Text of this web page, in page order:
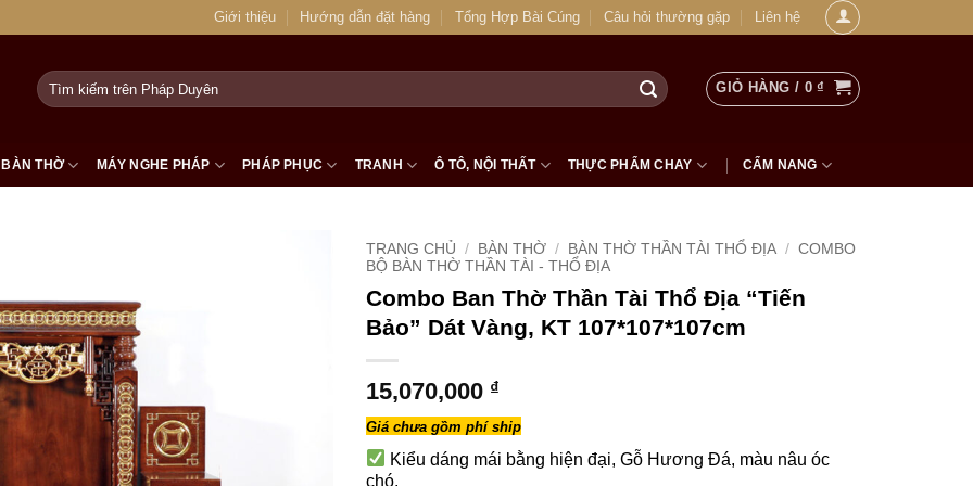
Giới thiệu Hướng dẫn đặt hàng Tổng Hợp Bài Cúng Câu hỏi thường gặp Liên hệ
Tìm
kiếm:
GIỎ HÀNG / 0₫
BÀN THỜ MÁY NGHE PHÁP PHÁP PHỤC TRANH Ô TÔ, NỘI THẤT THỰC PHẨM CHAY CẨM NANG
TRANG CHỦ / BÀN THỜ / BÀN THỜ THẦN TÀI THỔ ĐỊA / COMBO
BỘ BÀN THỜ THẦN TÀI - THỔ ĐỊA
Combo Ban Thờ Thần Tài Thổ Địa “Tiến
Bảo” Dát Vàng, KT 107*107*107cm
15,070,000 ₫
Giá chưa gồm phí ship
Kiểu dáng mái bằng hiện đại, Gỗ Hương Đá, màu nâu óc
chó.